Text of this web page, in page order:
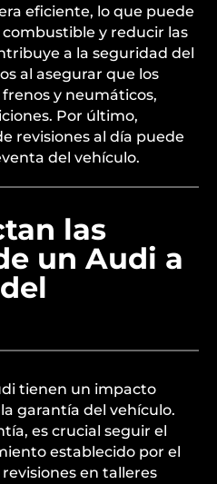
eficiente, lo que puede
y reducir las
a la seguridad del
al asegurar que los
y neumáticos,
Por último,
revisiones al día puede
del vehículo.
las
un Audi a
tienen un impacto
garantía del vehículo.
es crucial seguir el
establecido por el
en talleres